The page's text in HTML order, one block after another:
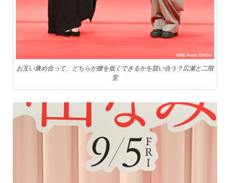
お互い褒め合って、どちらが腰を低くできるかを競い合う？広瀬と二階
堂